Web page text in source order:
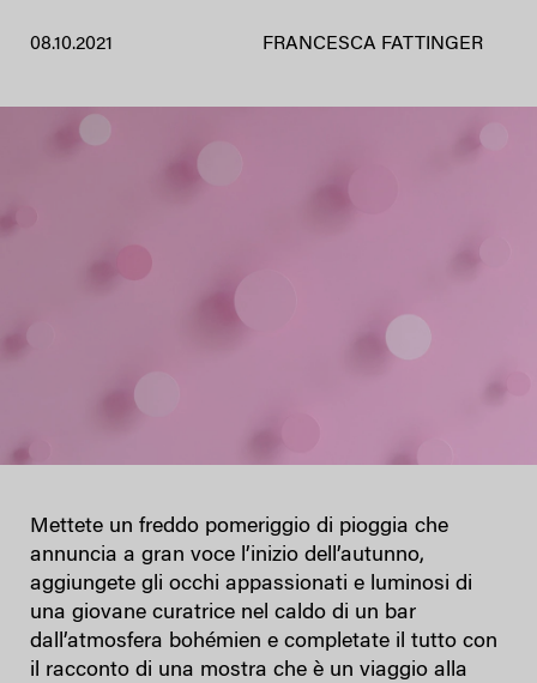
08.10.2021 FRANCESCA FATTINGER
Mettete un freddo pomeriggio di pioggia che
annuncia a gran voce l’inizio dell’autunno,
aggiungete gli occhi appassionati e luminosi di
una giovane curatrice nel caldo di un bar
dall’atmosfera bohémien e completate il tutto con
il racconto di una mostra che è un viaggio alla